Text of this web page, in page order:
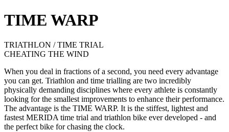
TIME WARP
TRIATHLON / TIME TRIAL
CHEATING THE WIND
When you deal in fractions of a second, you need every advantage
you can get. Triathlon and time trialling are two incredibly
physically demanding disciplines where every athlete is constantly
looking for the smallest improvements to enhance their performance.
The advantage is the TIME WARP. It is the stiffest, lightest and
fastest MERIDA time trial and triathlon bike ever developed - and
the perfect bike for chasing the clock.